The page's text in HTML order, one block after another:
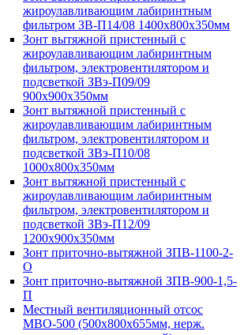
жироулавливающим лабиринтным
фильтром ЗВ-П14/08 1400х800х350мм
Зонт вытяжной пристенный с
жироулавливающим лабиринтным
фильтром, электровентилятором и
подсветкой ЗВэ-П09/09
900х900х350мм
Зонт вытяжной пристенный с
жироулавливающим лабиринтным
фильтром, электровентилятором и
подсветкой ЗВэ-П10/08
1000х800х350мм
Зонт вытяжной пристенный с
жироулавливающим лабиринтным
фильтром, электровентилятором и
подсветкой ЗВэ-П12/09
1200х900х350мм
Зонт приточно-вытяжной ЗПВ-1100-2-
О
Зонт приточно-вытяжной ЗПВ-900-1,5-
П
Местный вентиляционный отсос
МВО-500 (500х800х655мм, нерж.